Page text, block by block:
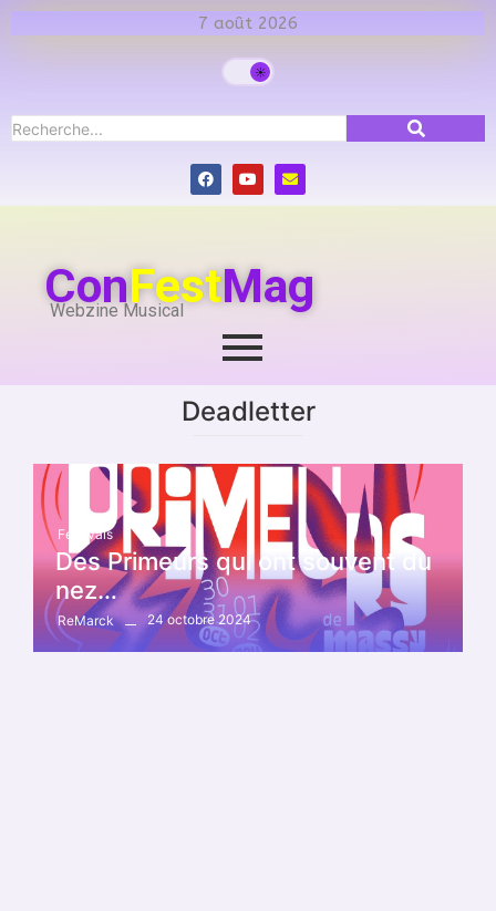
7 août 2026
ConFestMag
Webzine Musical
Deadletter
Festivals
Des Primeurs qui ont souvent du
nez…
ReMarck 24 octobre 2024